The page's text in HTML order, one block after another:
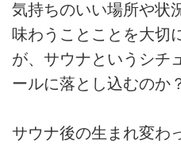
気持ちのいい場所や状
味わうことことを大切
が、サウナというシチ
ールに落とし込むのか
サウナ後の生まれ変わ